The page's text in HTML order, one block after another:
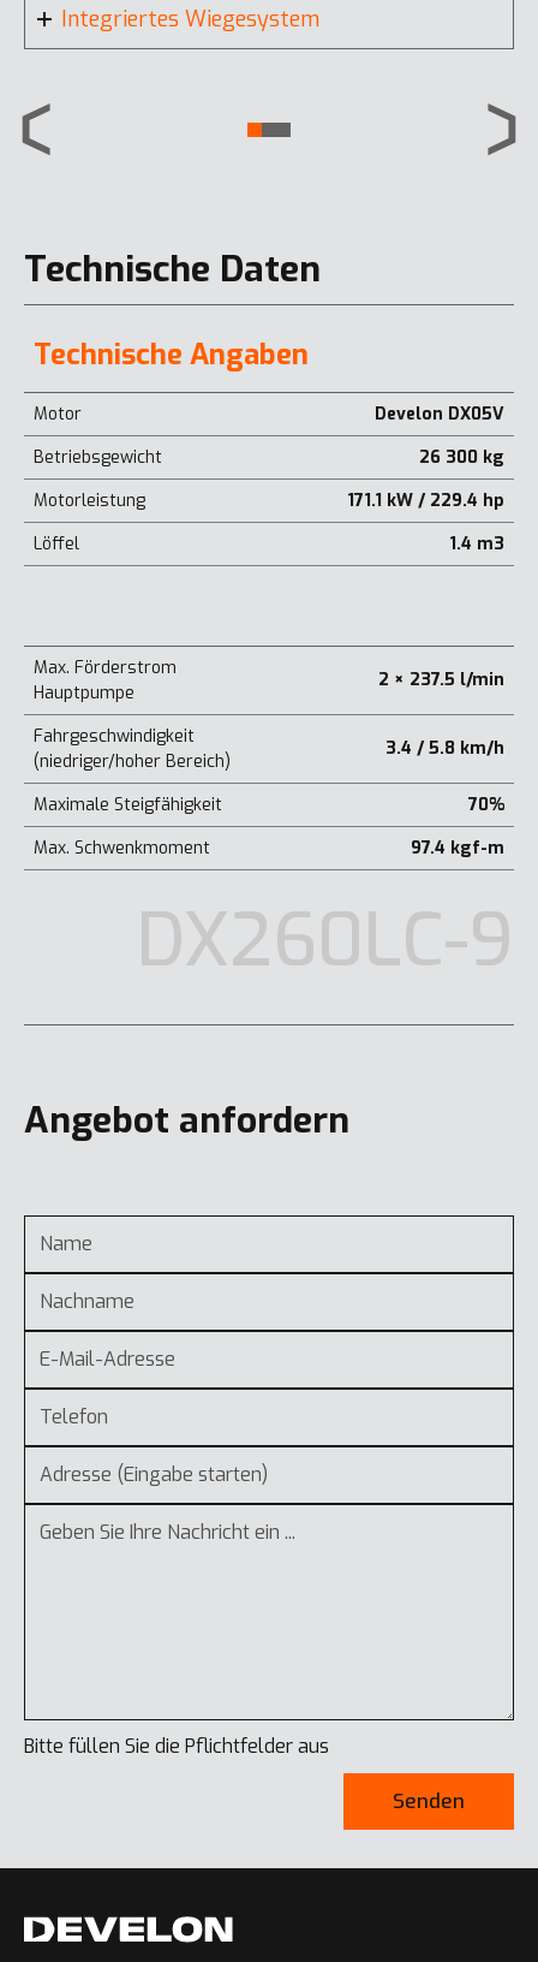
Integriertes Wiegesystem
Technische Daten
Technische Angaben
Motor
Develon DX05V
Betriebsgewicht
26 300 kg
Motorleistung
171.1 kW / 229.4 hp
Löffel
1.4 m3
Max. Förderstrom
Hauptpumpe
2 × 237.5 l/min
Fahrgeschwindigkeit
(niedriger/hoher Bereich)
3.4 / 5.8 km/h
Maximale Steigfähigkeit
70%
Max. Schwenkmoment
97.4 kgf-m
DX260LC-9
Angebot anfordern
Bitte füllen Sie die Pflichtfelder aus
Senden